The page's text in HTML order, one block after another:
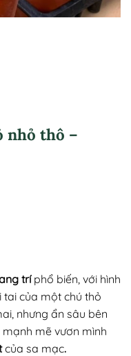
nhỏ thô –
tríphổ biến, với hình
của một chú thỏ
nhưng ẩn sâu bên
mẽ vươn mình
của sa mạc.